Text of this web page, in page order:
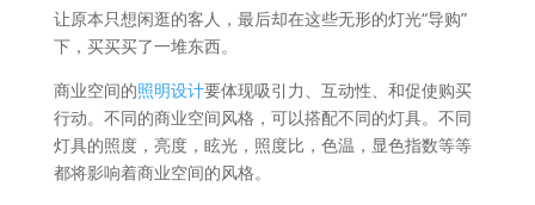
让原本只想闲逛的客人，最后却在这些无形的灯光“导购”
下，买买买了一堆东西。
商业空间的照明设计要体现吸引力、互动性、和促使购买
行动。不同的商业空间风格，可以搭配不同的灯具。不同
灯具的照度，亮度，眩光，照度比，色温，显色指数等等
都将影响着商业空间的风格。